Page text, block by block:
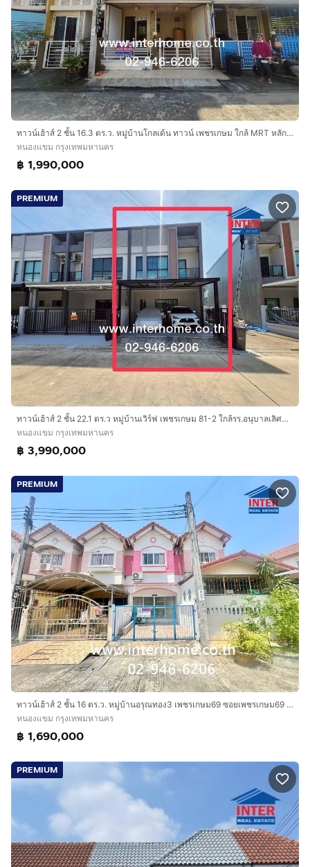
ทาวน์เฮ้าส์ 2 ชั้น 16.3 ตร.ว. หมู่บ้านโกลเด้น ทาวน์ เพชรเกษม ใกล้ MRT หลักสอง ซอยเพชรเกษม108 ถนนเพชรเกษม ถนนกาญจนาภิเษก เขตหนองแขม กรุงเทพ
หนองแขม กรุงเทพมหานคร
฿ 1,990,000
PREMIUM
ทาวน์เฮ้าส์ 2 ชั้น 22.1 ตร.ว หมู่บ้านเวิร์ฟ เพชรเกษม 81-2 ใกล้รร.อนุบาลเลิศหล้า ซอยเพชรเกษม81 ถนนเพชรเกษม ถนนบางบอน5-เอกชัย เขตหนองแขม
หนองแขม กรุงเทพมหานคร
฿ 3,990,000
PREMIUM
ทาวน์เฮ้าส์ 2 ชั้น 16 ตร.ว. หมู่บ้านอรุณทอง3 เพชรเกษม69 ซอยเพชรเกษม69 ถนนเพชรเกษม69 ถนนเลียบคลองภาษีเจริญฝั่งเหนือ เขตหนองแขม กรุงเทพมหานคร
หนองแขม กรุงเทพมหานคร
฿ 1,690,000
PREMIUM